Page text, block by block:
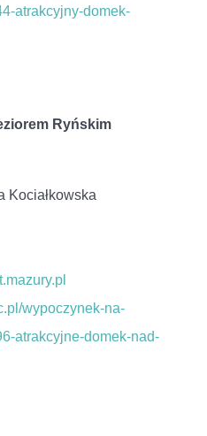
atrakcyjny-domek-
Ryńskim
Kociałkowska
wypoczynek-na-
atrakcyjne-domek-nad-